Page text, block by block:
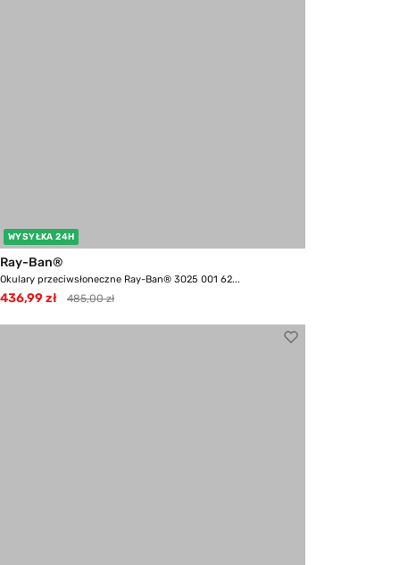
WYSYŁKA 24H
Ray-Ban®
Okulary przeciwsłoneczne Ray-Ban® 3025 001 62...
436,99 zł 485,00 zł